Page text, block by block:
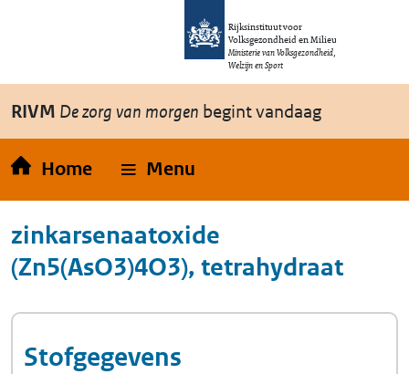
Overslaan en naar de inhoud gaan
Rijksinstituut voor
Volksgezondheid en Milieu
Ministerie van Volksgezondheid,
Welzijn en Sport
RIVM De zorg van morgen begint vandaag
Home Menu
zinkarsenaatoxide
(Zn5(AsO3)4O3), tetrahydraat
Stofgegevens